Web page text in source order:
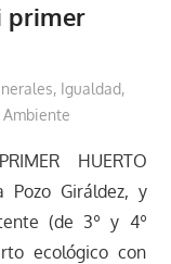
primer
, Igualdad,
HUERTO
Pozo Giráldez, y
(de 3º y 4º
ecológico con